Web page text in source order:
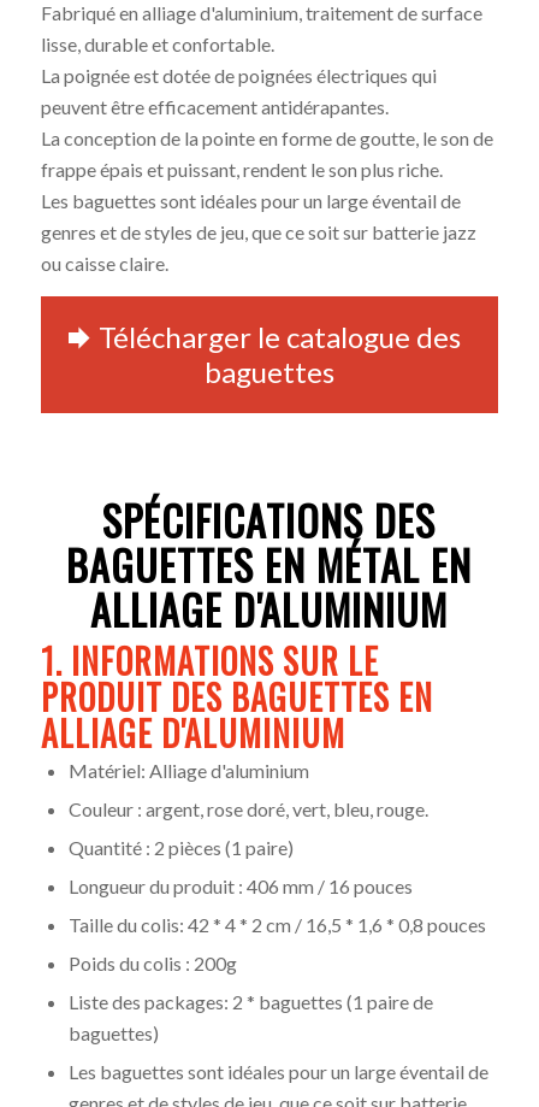
Fabriqué en alliage d'aluminium, traitement de surface
lisse, durable et confortable.
La poignée est dotée de poignées électriques qui
peuvent être efficacement antidérapantes.
La conception de la pointe en forme de goutte, le son de
frappe épais et puissant, rendent le son plus riche.
Les baguettes sont idéales pour un large éventail de
genres et de styles de jeu, que ce soit sur batterie jazz
ou caisse claire.
Télécharger le catalogue des
baguettes
SPÉCIFICATIONS DES
BAGUETTES EN MÉTAL EN
ALLIAGE D'ALUMINIUM
1. INFORMATIONS SUR LE
PRODUIT DES BAGUETTES EN
ALLIAGE D'ALUMINIUM
Matériel: Alliage d'aluminium
Couleur : argent, rose doré, vert, bleu, rouge.
Quantité : 2 pièces (1 paire)
Longueur du produit : 406 mm / 16 pouces
Taille du colis: 42 * 4 * 2 cm / 16,5 * 1,6 * 0,8 pouces
Poids du colis : 200g
Liste des packages: 2 * baguettes (1 paire de
baguettes)
Les baguettes sont idéales pour un large éventail de